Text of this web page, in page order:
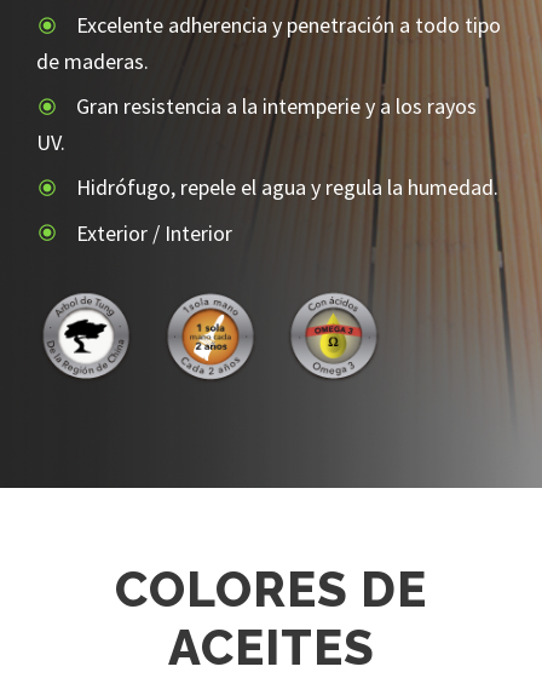
Excelente adherencia y penetración a todo tipo
de maderas.
Gran resistencia a la intemperie y a los rayos
UV.
Hidrófugo, repele el agua y regula la humedad.
Exterior / Interior
COLORES DE
ACEITES